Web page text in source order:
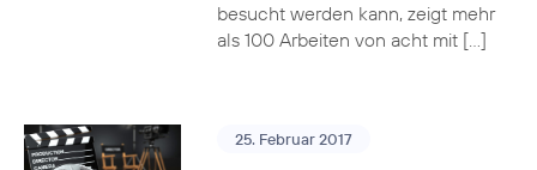
besucht werden kann, zeigt mehr
als 100 Arbeiten von acht mit […]
25. Februar 2017